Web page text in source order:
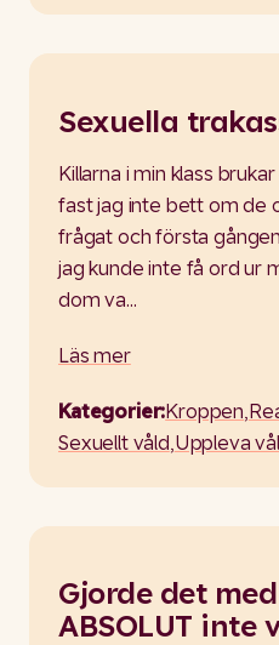
Sexuella
Killarna i min klass
fast jag inte bett om de
frågat och första
jag kunde inte få ord ur
dom va…
Läs mer
Kategorier:Kroppen,
Sexuellt våld,Uppleva
Gjorde det
ABSOLUT inte